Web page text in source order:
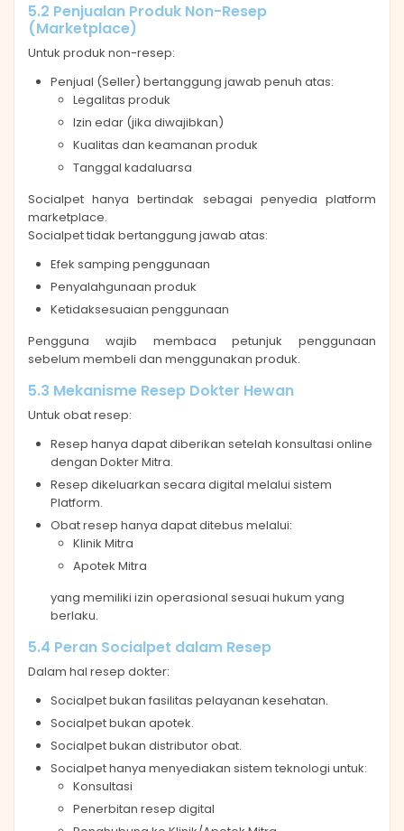
5.2 Penjualan Produk Non-Resep
(Marketplace)
Untuk produk non-resep:
Penjual (Seller) bertanggung jawab penuh atas:
Legalitas produk
Izin edar (jika diwajibkan)
Kualitas dan keamanan produk
Tanggal kadaluarsa
Socialpet hanya bertindak sebagai penyedia platform
marketplace.
Socialpet tidak bertanggung jawab atas:
Efek samping penggunaan
Penyalahgunaan produk
Ketidaksesuaian penggunaan
Pengguna wajib membaca petunjuk penggunaan
sebelum membeli dan menggunakan produk.
5.3 Mekanisme Resep Dokter Hewan
Untuk obat resep:
Resep hanya dapat diberikan setelah konsultasi online
dengan Dokter Mitra.
Resep dikeluarkan secara digital melalui sistem
Platform.
Obat resep hanya dapat ditebus melalui:
Klinik Mitra
Apotek Mitra
yang memiliki izin operasional sesuai hukum yang
berlaku.
5.4 Peran Socialpet dalam Resep
Dalam hal resep dokter:
Socialpet bukan fasilitas pelayanan kesehatan.
Socialpet bukan apotek.
Socialpet bukan distributor obat.
Socialpet hanya menyediakan sistem teknologi untuk:
Konsultasi
Penerbitan resep digital